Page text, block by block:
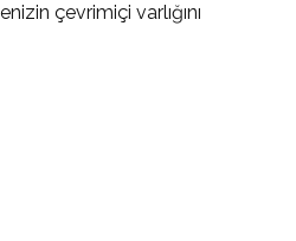
çevrimiçi varlığını